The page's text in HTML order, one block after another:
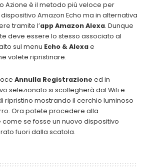
Azione è il metodo più veloce per
Amazon Echo ma in alternativa
tramite l’app Amazon Alexa. Dunque
deve essere lo stesso associato al
sul menu Echo & Alexae
volete ripristinare.
Annulla Registrazione ed in
selezionato si scollegherà dal Wifi e
ripristino mostrando il cerchio luminoso
Ora potete procedere alla
se fosse un nuovo dispositivo
fuori dalla scatola.